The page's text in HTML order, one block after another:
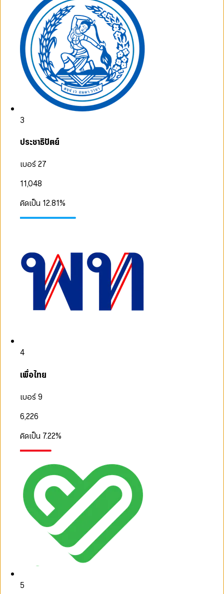
3
ประชาธิปัตย์
เบอร์ 27
11,048
คิดเป็น 12.81%
4
เพื่อไทย
เบอร์ 9
6,226
คิดเป็น 7.22%
5